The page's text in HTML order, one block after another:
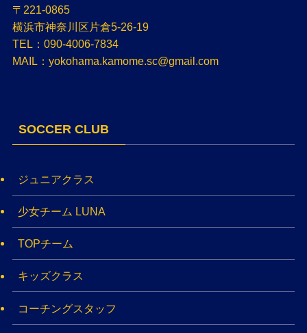
〒221-0865
横浜市神奈川区片倉5-26-19
TEL：090-4006-7834
MAIL：yokohama.kamome.sc@gmail.com
SOCCER CLUB
ジュニアクラス
少女チーム LUNA
TOPチーム
キッズクラス
コーチングスタッフ